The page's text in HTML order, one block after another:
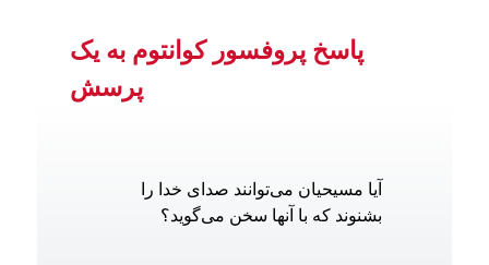
پاسخ پروفسور کوانتوم به یک
پرسش
آیا مسیحیان می‌توانند صدای خدا را
بشنوند که با آنها سخن می‌گوید؟